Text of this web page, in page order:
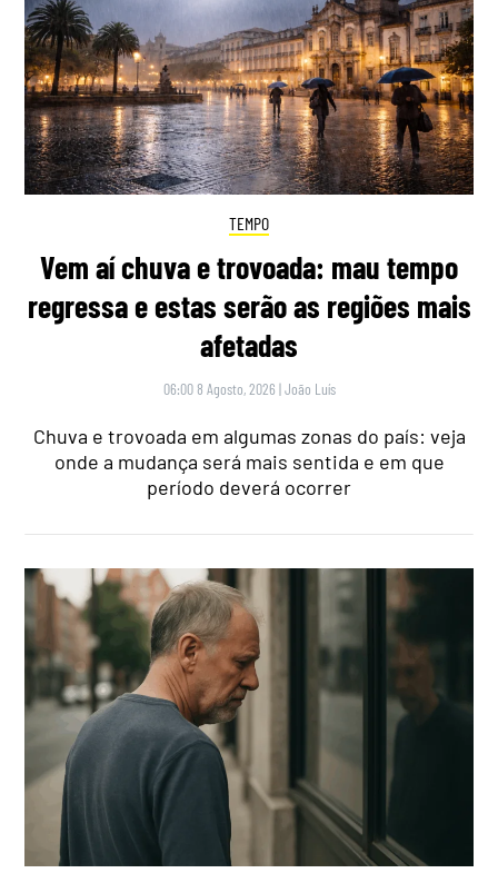
TEMPO
Vem aí chuva e trovoada: mau tempo
regressa e estas serão as regiões mais
afetadas
06:00 8 Agosto, 2026 |João Luís
Chuva e trovoada em algumas zonas do país: veja
onde a mudança será mais sentida e em que
período deverá ocorrer